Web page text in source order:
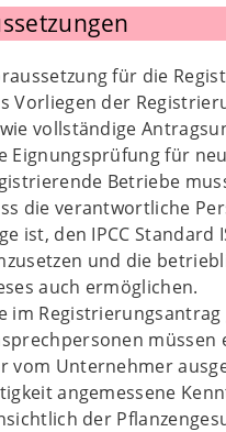
für die
Vorliegen der
vollständige
Eignungsprüfung für
Betriebe
die verantwortliche
ist, den IPCC Standard
und die
auch ermöglichen.
im
müssen
vom Unternehmer
angemessene
der